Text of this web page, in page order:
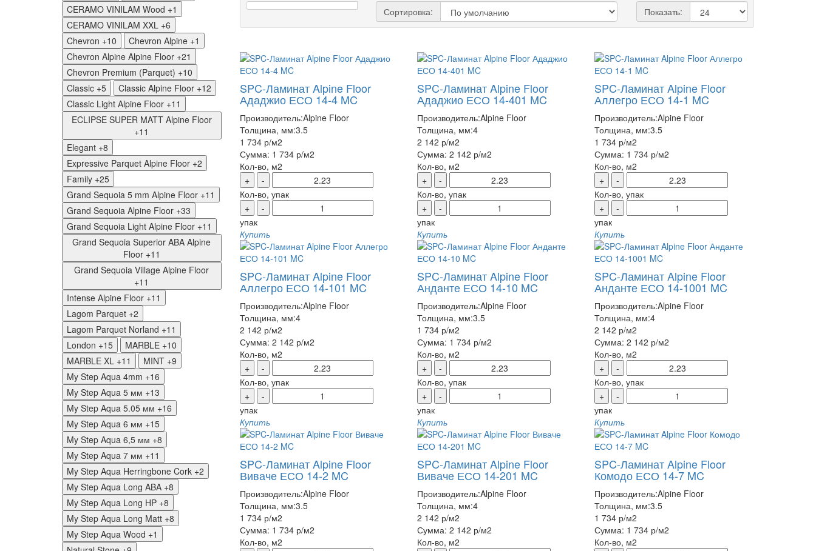
CERAMO VINILAM Wood +1
CERAMO VINILAM XXL +6
Chevron +10 Chevron Alpine +1
Chevron Alpine Alpine Floor +21
Chevron Premium (Parquet) +10
Classic +5 Classic Alpine Floor +12
Classic Light Alpine Floor +11
ECLIPSE SUPER MATT Alpine Floor
+11
Elegant +8
Expressive Parquet Alpine Floor +2
Family +25
Grand Sequoia 5 mm Alpine Floor +11
Grand Sequoia Alpine Floor +33
Grand Sequoia Light Alpine Floor +11
Grand Sequoia Superior ABA Alpine
Floor +11
Grand Sequoia Village Alpine Floor
+11
Intense Alpine Floor +11
Lagom Parquet +2
Lagom Parquet Norland +11
London +15 MARBLE +10
MARBLE XL +11 MINT +9
My Step Aqua 4mm +16
My Step Aqua 5 мм +13
My Step Aqua 5.05 мм +16
My Step Aqua 6 мм +15
My Step Aqua 6,5 мм +8
My Step Aqua 7 мм +11
My Step Aqua Herringbone Cork +2
My Step Aqua Long ABA +8
My Step Aqua Long HP +8
My Step Aqua Long Matt +8
My Step Aqua Wood +1
Сортировка: Показать:
SPC-Ламинат Alpine Floor
Ададжио ЕСО 14-4 MC
Производитель:Alpine Floor
Толщина, мм:3.5
1 734 р/м2
Сумма: 1 734 р/м2
Кол-во, м2
+
-
Кол-во, упак
+
-
упак
Купить
SPC-Ламинат Alpine Floor
Ададжио ЕСО 14-401 MC
Производитель:Alpine Floor
Толщина, мм:4
2 142 р/м2
Сумма: 2 142 р/м2
Кол-во, м2
+
-
Кол-во, упак
+
-
упак
Купить
SPC-Ламинат Alpine Floor
Аллегро ЕСО 14-1 MC
Производитель:Alpine Floor
Толщина, мм:3.5
1 734 р/м2
Сумма: 1 734 р/м2
Кол-во, м2
+
-
Кол-во, упак
+
-
упак
Купить
SPC-Ламинат Alpine Floor
Аллегро ЕСО 14-101 MC
Производитель:Alpine Floor
Толщина, мм:4
2 142 р/м2
Сумма: 2 142 р/м2
Кол-во, м2
+
-
Кол-во, упак
+
-
упак
Купить
SPC-Ламинат Alpine Floor
Анданте ЕСО 14-10 MC
Производитель:Alpine Floor
Толщина, мм:3.5
1 734 р/м2
Сумма: 1 734 р/м2
Кол-во, м2
+
-
Кол-во, упак
+
-
упак
Купить
SPC-Ламинат Alpine Floor
Анданте ЕСО 14-1001 MC
Производитель:Alpine Floor
Толщина, мм:4
2 142 р/м2
Сумма:2 142 р/м2
Кол-во, м2
+
-
Кол-во, упак
+
-
упак
Купить
SPC-Ламинат Alpine Floor
Виваче ЕСО 14-2 MC
Производитель:Alpine Floor
Толщина, мм:3.5
1 734 р/м2
Сумма: 1 734 р/м2
Кол-во, м2
SPC-Ламинат Alpine Floor
Виваче ЕСО 14-201 MC
Производитель:Alpine Floor
Толщина, мм:4
2 142 р/м2
Сумма: 2 142 р/м2
Кол-во, м2
SPC-Ламинат Alpine Floor
Комодо ЕСО 14-7 MC
Производитель:Alpine Floor
Толщина, мм:3.5
1 734 р/м2
Сумма: 1 734 р/м2
Кол-во, м2